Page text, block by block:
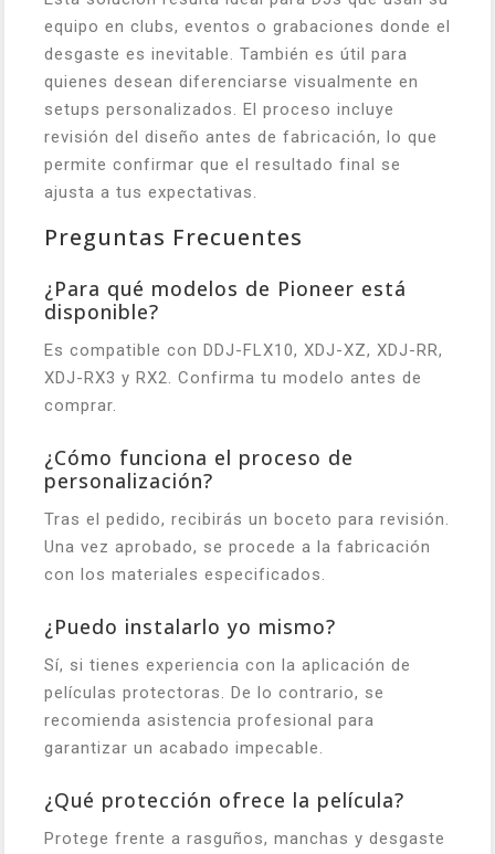
equipo en clubs, eventos o grabaciones donde el
desgaste es inevitable. También es útil para
quienes desean diferenciarse visualmente en
setups personalizados. El proceso incluye
revisión del diseño antes de fabricación, lo que
permite confirmar que el resultado final se
ajusta a tus expectativas.
Preguntas Frecuentes
¿Para qué modelos de Pioneer está
disponible?
Es compatible con DDJ-FLX10, XDJ-XZ, XDJ-RR,
XDJ-RX3 y RX2. Confirma tu modelo antes de
comprar.
¿Cómo funciona el proceso de
personalización?
Tras el pedido, recibirás un boceto para revisión.
Una vez aprobado, se procede a la fabricación
con los materiales especificados.
¿Puedo instalarlo yo mismo?
Sí, si tienes experiencia con la aplicación de
películas protectoras. De lo contrario, se
recomienda asistencia profesional para
garantizar un acabado impecable.
¿Qué protección ofrece la película?
Protege frente a rasguños, manchas y desgaste